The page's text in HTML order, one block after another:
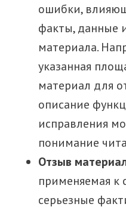
ошибки,
факты, данные
материала.
указанная
материал для
описание
исправления
понимание
Отзыв
применяемая к
серьезные